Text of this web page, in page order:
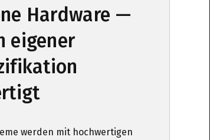
Hardware —
eigener
werden mit hochwertigen